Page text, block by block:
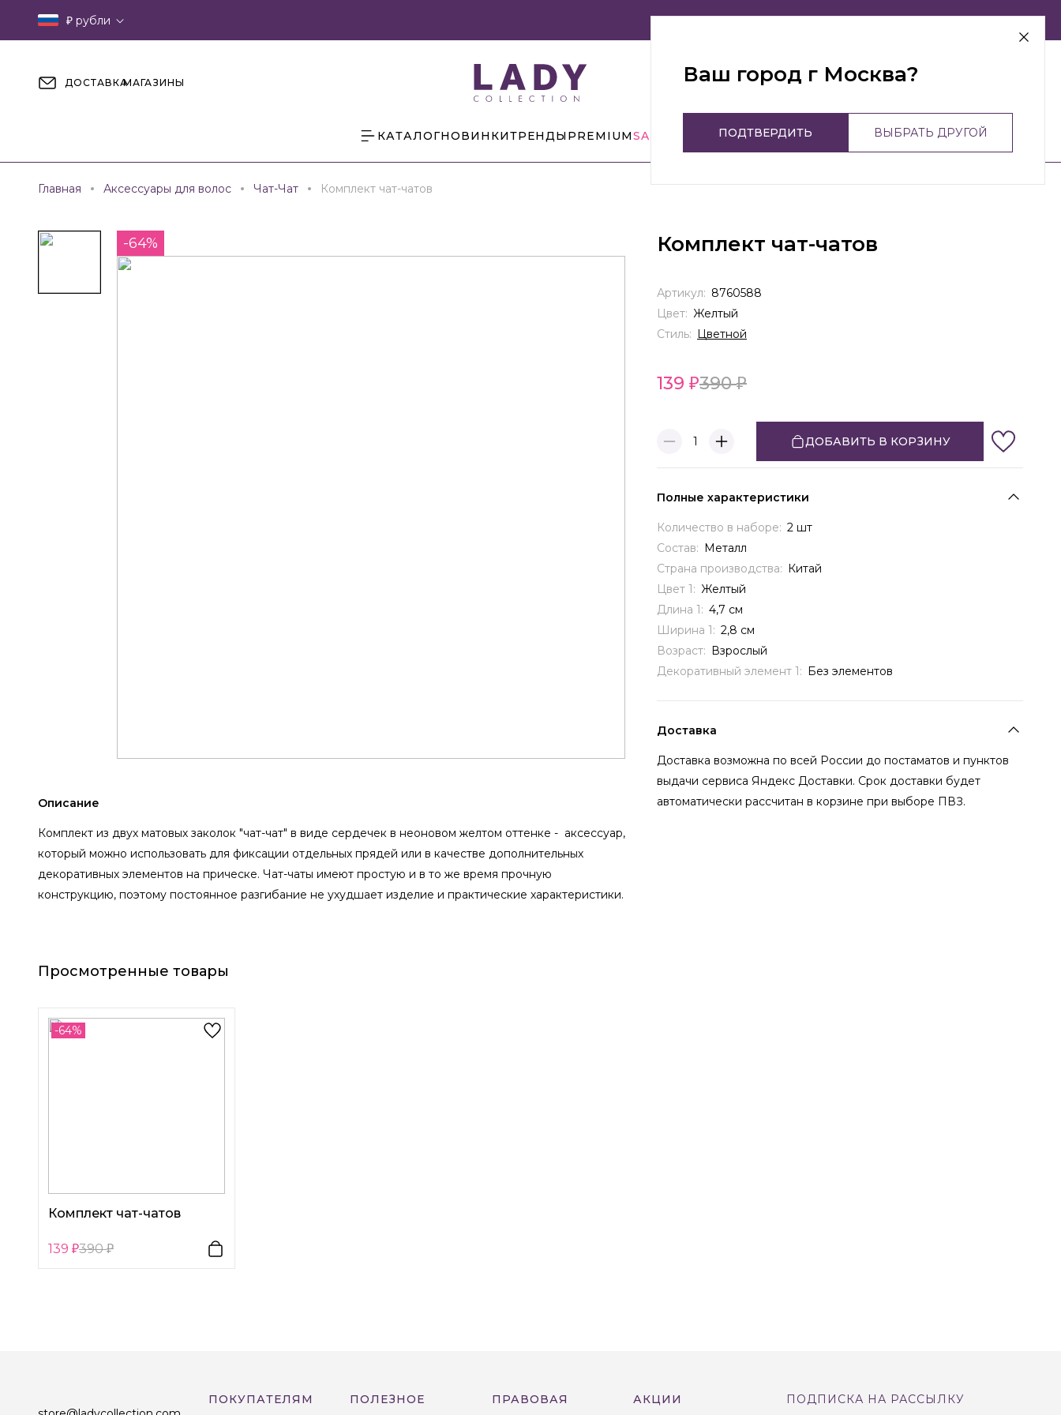
₽ рубли г Москва
ДОСТАВКАМАГАЗИНЫ
КАТАЛОГНОВИНКИТРЕНДЫ PREMIUMSALE
Главная Аксессуары для волос Чат-Чат Комплект чат-чатов
-64%
Описание
Комплект из двух матовых заколок "чат-чат" в виде сердечек в неоновом желтом оттенке - аксессуар,
который можно использовать для фиксации отдельных прядей или в качестве дополнительных
декоративных элементов на прическе. Чат-чаты имеют простую и в то же время прочную
конструкцию, поэтому постоянное разгибание не ухудшает изделие и практические характеристики.
Комплект чат-чатов
139 390
1 ДОБАВИТЬ В КОРЗИНУ
Артикул: 8760588
Цвет: Желтый
Стиль: Цветной
Полные характеристики
Количество в наборе: 2 шт
Состав: Металл
Страна производства: Китай
Цвет 1: Желтый
Длина 1: 4,7 см
Ширина 1: 2,8 см
Возраст: Взрослый
Декоративный элемент 1: Без элементов
Доставка
Доставка возможна по всей России до постаматов и пунктов
выдачи сервиса Яндекс Доставки. Срок доставки будет
автоматически рассчитан в корзине при выборе ПВЗ.
Просмотренные товары
-64%
Комплект чат-чатов
139 390
ПОДПИСКА НА РАССЫЛКУ
ПОКУПАТЕЛЯМ ПОЛЕЗНОЕ
ПРАВОВАЯ
АКЦИИ
Ваш город г Москва?
ПОДТВЕРДИТЬ ВЫБРАТЬ ДРУГОЙ